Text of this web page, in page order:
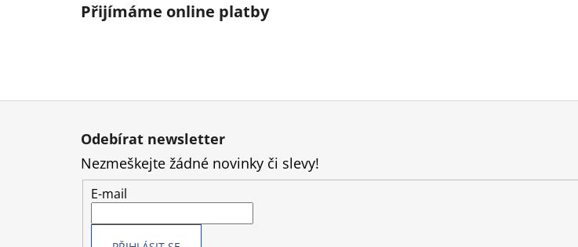
Přijímáme online platby
Z
Odebírat newsletter
Nezmeškejte žádné novinky či slevy!
E-mail